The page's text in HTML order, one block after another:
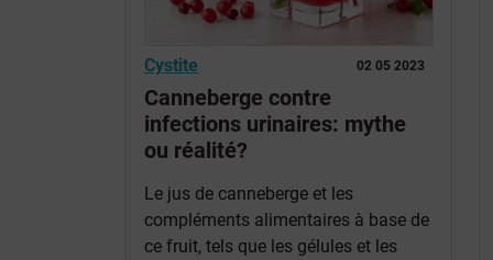
02 05 2023
Cystite
Canneberge contre
infections urinaires: mythe
ou réalité?
Le jus de canneberge et les
compléments alimentaires à base de
ce fruit, tels que les gélules et les